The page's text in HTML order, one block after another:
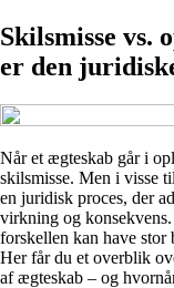
Skilsmisse vs.
er den
Når et ægteskab går i
skilsmisse. Men i visse
en juridisk proces, der
virkning og
forskellen kan have
Her får du et overblik
af ægteskab – og